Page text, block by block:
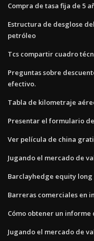
Compra de tasa fija de 5
Estructura de desglose
petróleo
Tcs compartir cuadro
Preguntas sobre
efectivo.
Tabla de kilometraje
Presentar el formulario
Ver película de china
Jugando el mercado de
Barclayhedge equity
Barreras comerciales en
Cómo obtener un
Jugando el mercado de